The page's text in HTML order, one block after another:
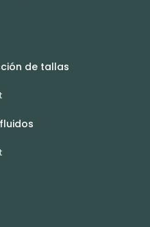
de tallas